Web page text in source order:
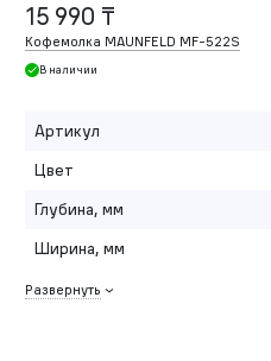
15 990 ₸
Кофемолка MAUNFELD MF-522S
В наличии
Артикул
Цвет
Глубина, мм
Ширина, мм
Развернуть